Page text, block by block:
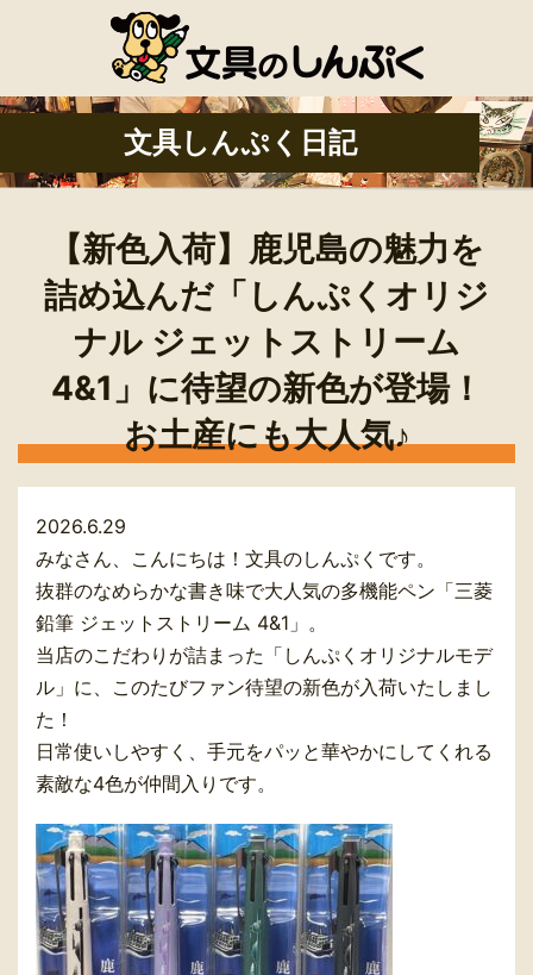
文具しんぷく日記
【新色入荷】鹿児島の魅力を
詰め込んだ「しんぷくオリジ
ナル ジェットストリーム
4&1」に待望の新色が登場！
お土産にも大人気♪
2026.6.29
みなさん、こんにちは！文具のしんぷくです。
抜群のなめらかな書き味で大人気の多機能ペン「三菱
鉛筆 ジェットストリーム 4&1」。
当店のこだわりが詰まった「しんぷくオリジナルモデ
ル」に、このたびファン待望の新色が入荷いたしまし
た！
日常使いしやすく、手元をパッと華やかにしてくれる
素敵な4色が仲間入りです。